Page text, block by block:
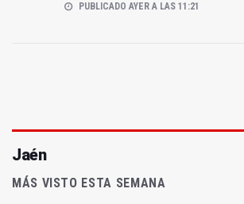
PUBLICADO AYER A LAS 11:21
Jaén
MÁS VISTO ESTA SEMANA